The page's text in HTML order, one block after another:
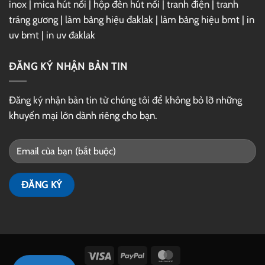
inox | mica hút nổi | hộp đèn hút nổi | tranh điện | tranh
tráng gương | làm bảng hiệu đaklak | làm bảng hiệu bmt | in
uv bmt | in uv đaklak
ĐĂNG KÝ NHẬN BẢN TIN
Đăng ký nhận bản tin từ chúng tôi để không bỏ lỡ những
khuyến mại lớn dành riêng cho bạn.
Visa PayPal